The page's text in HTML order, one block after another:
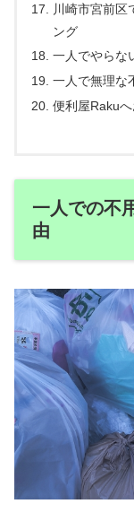
川崎市宮前区
ング
一人でやらな
一人で無理な
便利屋Raku
一人での不
由